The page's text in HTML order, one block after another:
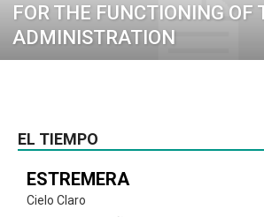
FOR THE FUNCTIONING OF
ADMINISTRATION
EL TIEMPO
ESTREMERA
Cielo Claro